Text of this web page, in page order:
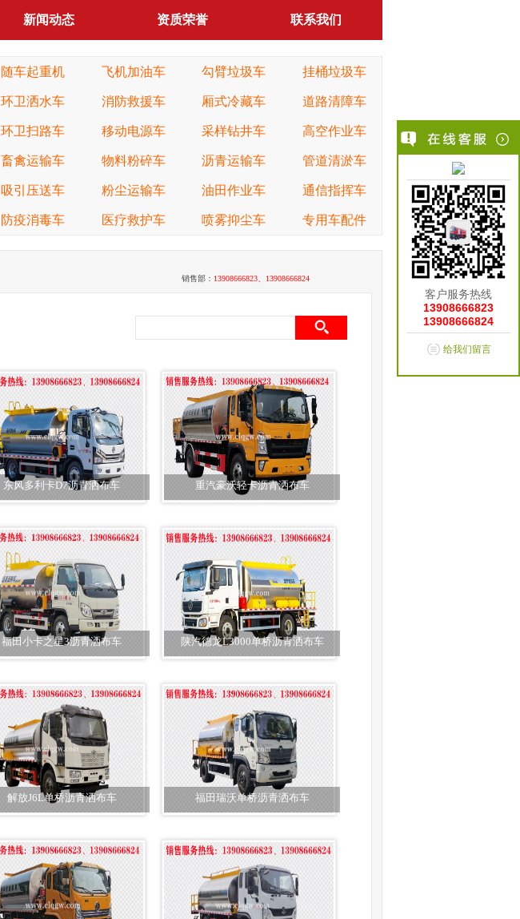
新闻动态 资质荣誉 联系我们
随车起重机 飞机加油车 勾臂垃圾车 挂桶垃圾车
环卫洒水车 消防救援车 厢式冷藏车 道路清障车
环卫扫路车 移动电源车 采样钻井车 高空作业车
畜禽运输车 物料粉碎车 沥青运输车 管道清淤车
吸引压送车 粉尘运输车 油田作业车 通信指挥车
防疫消毒车 医疗救护车 喷雾抑尘车 专用车配件
销售部： 13908666823、13908666824
东风多利卡D7沥青洒布车 重汽豪沃轻卡沥青洒布车
福田小卡之星3沥青洒布车 陕汽德龙L3000单桥沥青洒布车
解放J6L单桥沥青洒布车 福田瑞沃单桥沥青洒布车
客户服务热线
13908666823
13908666824
给我们留言